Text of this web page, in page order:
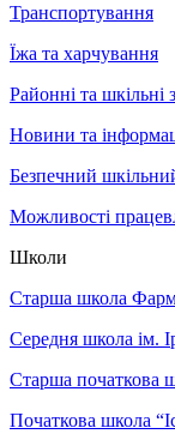
Транспортування
Їжа та харчування
Районні та шкільні
Новини та
Безпечний
Можливості
Школи
Старша школа
Середня школа ім.
Старша початкова
Початкова школа